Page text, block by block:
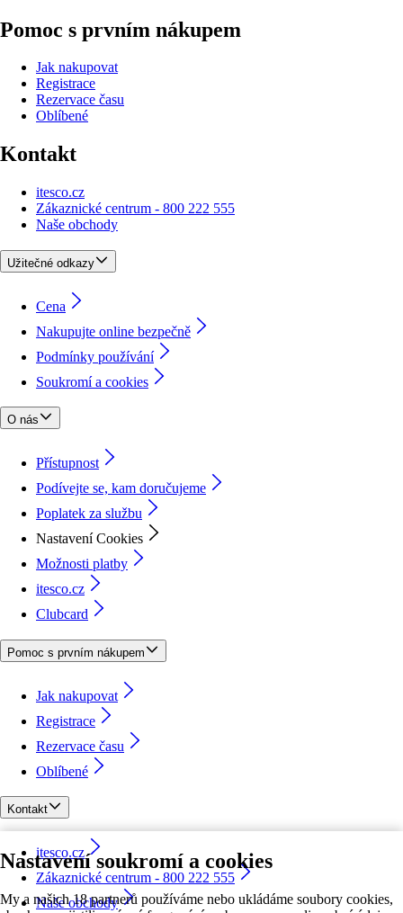
Nastavení soukromí a cookies
My a našich 18 partnerů používáme nebo ukládáme soubory cookies,
Pomoc s prvním nákupem
Jak nakupovat
Registrace
Rezervace času
Oblíbené
Kontakt
itesco.cz
Zákaznické centrum - 800 222 555
Naše obchody
Užitečné odkazy
Cena
Nakupujte online bezpečně
Podmínky používání
Soukromí a cookies
O nás
Přístupnost
Podívejte se, kam doručujeme
Poplatek za službu
Nastavení Cookies
Možnosti platby
itesco.cz
Clubcard
Pomoc s prvním nákupem
Jak nakupovat
Registrace
Rezervace času
Oblíbené
Kontakt
itesco.cz
Zákaznické centrum - 800 222 555
Naše obchody